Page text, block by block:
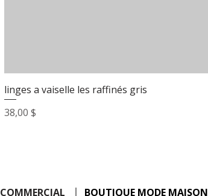
linges a vaiselle les raffinés gris
Prix
38,00 $
COMMERCIAL BOUTIQUE MODE MAISON